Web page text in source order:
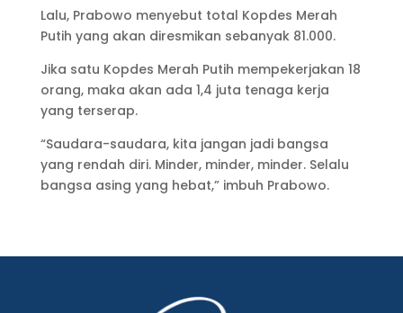
Lalu, Prabowo menyebut total Kopdes Merah
Putih yang akan diresmikan sebanyak 81.000.
Jika satu Kopdes Merah Putih mempekerjakan 18
orang, maka akan ada 1,4 juta tenaga kerja
yang terserap.
“Saudara-saudara, kita jangan jadi bangsa
yang rendah diri. Minder, minder, minder. Selalu
bangsa asing yang hebat,” imbuh Prabowo.